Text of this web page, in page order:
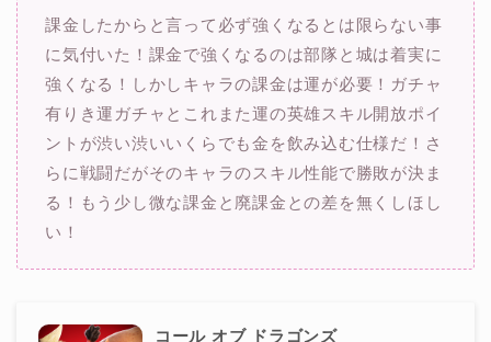
課金したからと言って必ず強くなるとは限らない事
に気付いた！課金で強くなるのは部隊と城は着実に
強くなる！しかしキャラの課金は運が必要！ガチャ
有りき運ガチャとこれまた運の英雄スキル開放ポイ
ントが渋い渋いいくらでも金を飲み込む仕様だ！さ
らに戦闘だがそのキャラのスキル性能で勝敗が決ま
る！もう少し微な課金と廃課金との差を無くしほし
い！
コール オブ ドラゴンズ